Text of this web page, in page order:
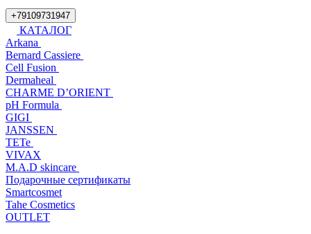
+79109731947
КАТАЛОГ
Arkana
Bernard Cassiere
Cell Fusion
Dermaheal
CHARME D’ORIENT
pH Formula
GIGI
JANSSEN
TETe
VIVAX
M.A.D skincare
Подарочные сертификаты
Smartcosmet
Tahe Cosmetics
OUTLET